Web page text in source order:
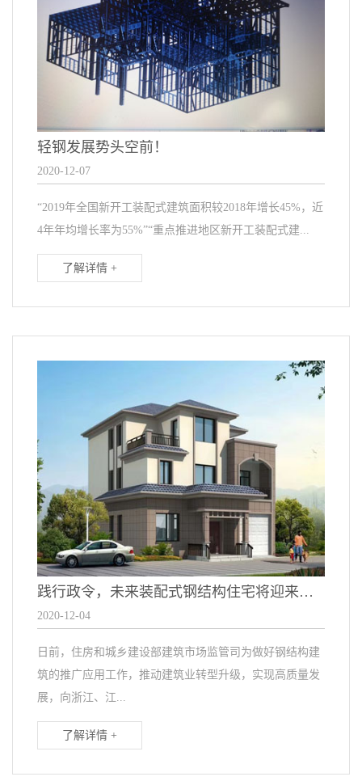
轻钢发展势头空前！
2020-12-07
“2019年全国新开工装配式建筑面积较2018年增长45%，近
4年年均增长率为55%”“重点推进地区新开工装配式建...
了解详情 +
践行政令，未来装配式钢结构住宅将迎来高速发展
2020-12-04
日前，住房和城乡建设部建筑市场监管司为做好钢结构建
筑的推广应用工作，推动建筑业转型升级，实现高质量发
展，向浙江、江...
了解详情 +